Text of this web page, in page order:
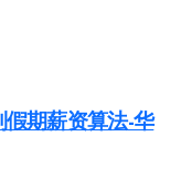
期薪资算法-华